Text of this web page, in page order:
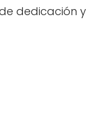
dedicación y